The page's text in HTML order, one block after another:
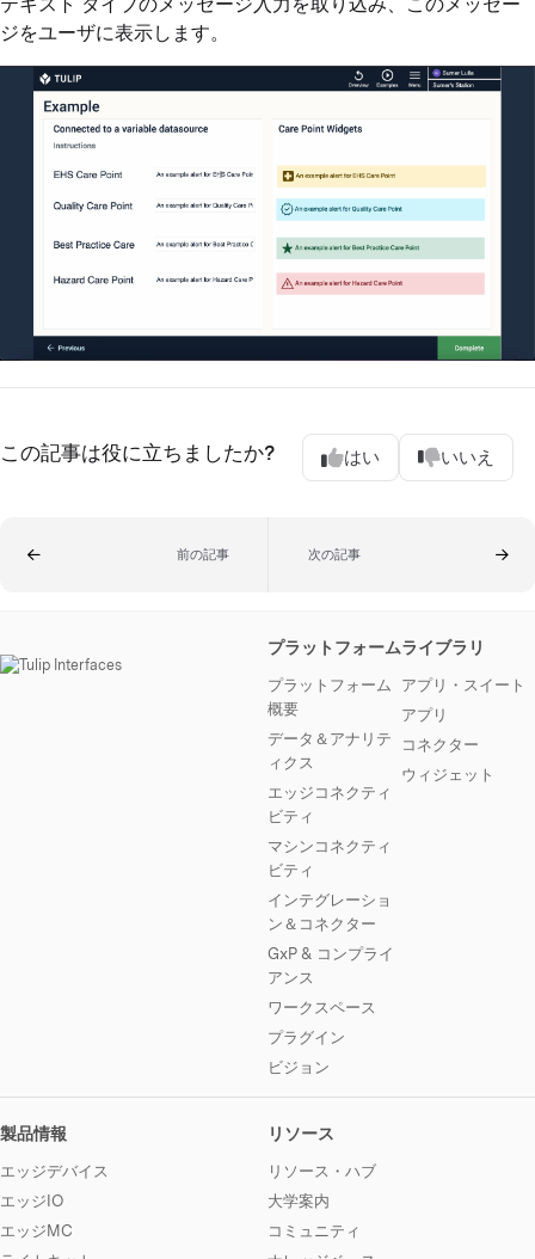
ジをユーザに表示します。
この記事は役に立ちましたか? はい いいえ
前の記事 次の記事
プラットフォーム
プラットフォーム
概要
データ＆アナリテ
ィクス
エッジコネクティ
ビティ
マシンコネクティ
ビティ
インテグレーショ
ン＆コネクター
GxP & コンプライ
アンス
ワークスペース
プラグイン
ビジョン
ライブラリ
アプリ・スイート
アプリ
コネクター
ウィジェット
製品情報
エッジデバイス
エッジIO
エッジMC
リソース
リソース・ハブ
大学案内
コミュニティ